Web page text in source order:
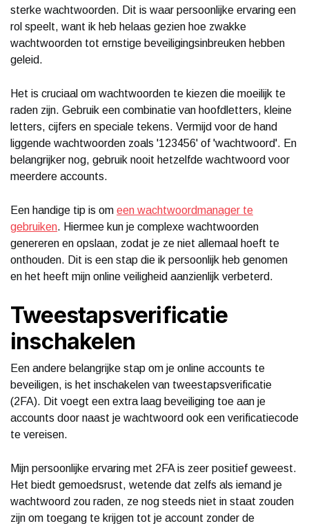
sterke wachtwoorden. Dit is waar persoonlijke ervaring een
rol speelt, want ik heb helaas gezien hoe zwakke
wachtwoorden tot ernstige beveiligingsinbreuken hebben
geleid.
Het is cruciaal om wachtwoorden te kiezen die moeilijk te
raden zijn. Gebruik een combinatie van hoofdletters, kleine
letters, cijfers en speciale tekens. Vermijd voor de hand
liggende wachtwoorden zoals '123456' of 'wachtwoord'. En
belangrijker nog, gebruik nooit hetzelfde wachtwoord voor
meerdere accounts.
Een handige tip is om een wachtwoordmanager te
gebruiken. Hiermee kun je complexe wachtwoorden
genereren en opslaan, zodat je ze niet allemaal hoeft te
onthouden. Dit is een stap die ik persoonlijk heb genomen
en het heeft mijn online veiligheid aanzienlijk verbeterd.
Tweestapsverificatie
inschakelen
Een andere belangrijke stap om je online accounts te
beveiligen, is het inschakelen van tweestapsverificatie
(2FA). Dit voegt een extra laag beveiliging toe aan je
accounts door naast je wachtwoord ook een verificatiecode
te vereisen.
Mijn persoonlijke ervaring met 2FA is zeer positief geweest.
Het biedt gemoedsrust, wetende dat zelfs als iemand je
wachtwoord zou raden, ze nog steeds niet in staat zouden
zijn om toegang te krijgen tot je account zonder de